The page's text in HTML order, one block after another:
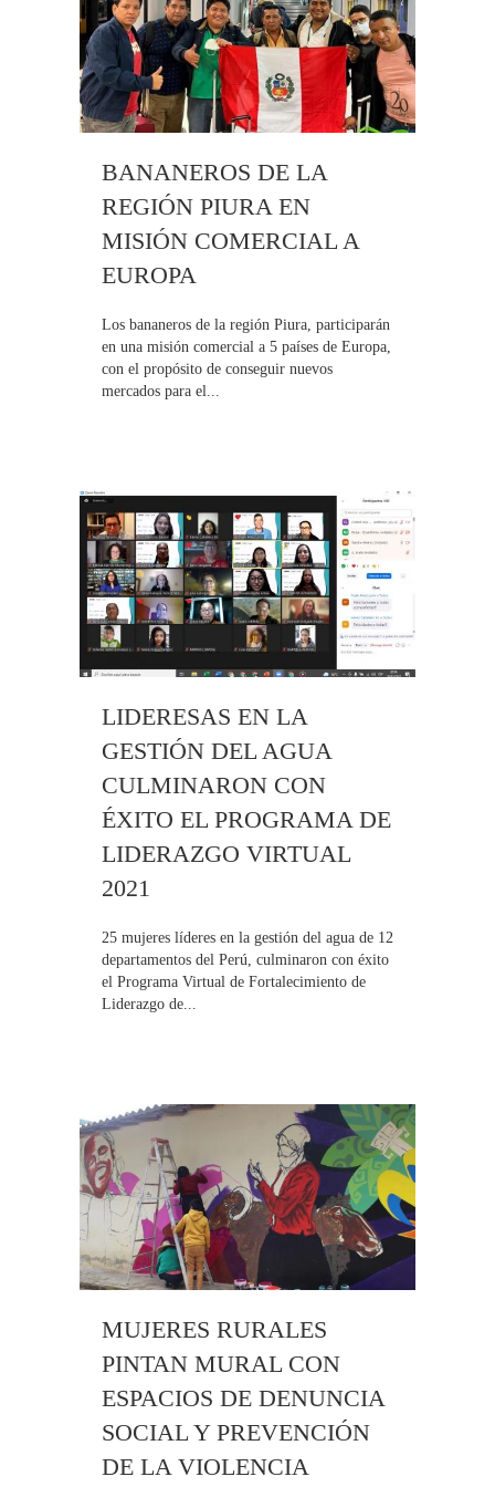
BANANEROS DE LA
REGIÓN PIURA EN
MISIÓN COMERCIAL A
EUROPA
Los bananeros de la región Piura, participarán
en una misión comercial a 5 países de Europa,
con el propósito de conseguir nuevos
mercados para el...
LIDERESAS EN LA
GESTIÓN DEL AGUA
CULMINARON CON
ÉXITO EL PROGRAMA DE
LIDERAZGO VIRTUAL
2021
25 mujeres líderes en la gestión del agua de 12
departamentos del Perú, culminaron con éxito
el Programa Virtual de Fortalecimiento de
Liderazgo de...
MUJERES RURALES
PINTAN MURAL CON
ESPACIOS DE DENUNCIA
SOCIAL Y PREVENCIÓN
DE LA VIOLENCIA